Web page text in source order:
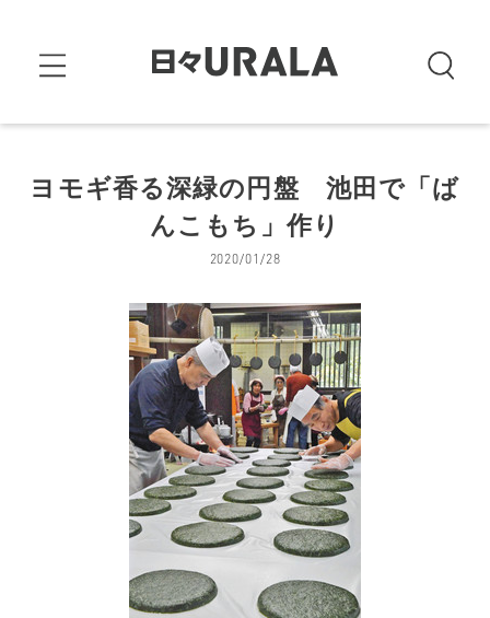
ヨモギ香る深緑の円盤 池田で「ば
んこもち」作り
2020/01/28